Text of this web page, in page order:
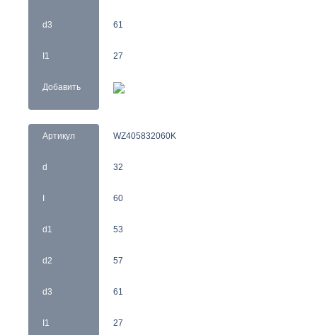
d3
I1
Добавить
61
27
Артикул
d
d1
d2
d3
I1
WZ405832060K
32
60
53
57
61
27